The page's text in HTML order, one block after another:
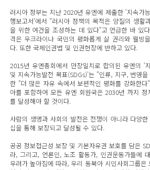
러시아 정부는 지난 2020년 유엔에 제출한 '지속가
행보고서'에서 "러시아 정책의 목적은 양질의 생활
을 위한 여건을 조성하는 데 있다"고 언급한 바 있
격은 우크라이나 국민의 평화롭게 살 권리와 웰빙
다. 또한 국제인권법 및 인권헌장에 반하고 있다.
2015년 유엔총회에서 만장일치로 합의된 유엔의 '
및 지속가능발전 목표(SDGs)'는 "인류, 지구, 번영
한 "더 많은 자유 속에서 보편적인 평화를 강화한다
아를 포함하여 모든 유엔 회원국은 2030년 까지 정
를 달성해야 할 것이다.
사람의 생명과 사회의 발전은 전쟁이 아니라 다양
십을 통해 보장되고 달성될 수 있다.
공공 정보접근성 보장 및 기본자유권 보호를 담은
라, 그리고, 언론인, 노조 활동가, 인권운동가들에
우려가 높아짐에 따라, 우리 동북아 시민사회그룹은